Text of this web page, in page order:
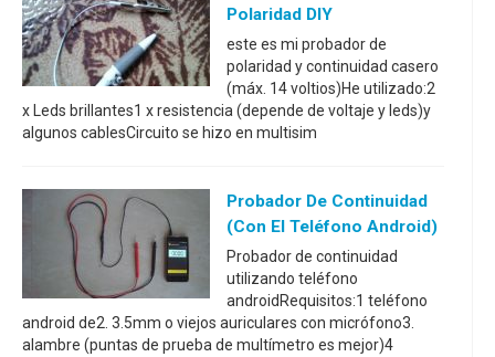
Polaridad DIY
este es mi probador de
polaridad y continuidad casero
(máx. 14 voltios)He utilizado:2
x Leds brillantes1 x resistencia (depende de voltaje y leds)y
algunos cablesCircuito se hizo en multisim
Probador De Continuidad
(con El Teléfono Android)
Probador de continuidad
utilizando teléfono
androidRequisitos:1 teléfono
android de2. 3.5mm o viejos auriculares con micrófono3.
alambre (puntas de prueba de multímetro es mejor)4